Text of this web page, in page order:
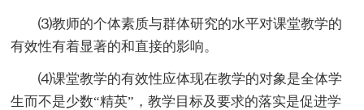
⑶教师的个体素质与群体研究的水平对课堂教学的
有效性有着显著的和直接的影响。
⑷课堂教学的有效性应体现在教学的对象是全体学
生而不是少数“精英”，教学目标及要求的落实是促进学